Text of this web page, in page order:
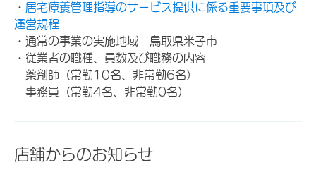
・ 居宅療養管理指導のサービス提供に係る重要事項及び
運営規程
・通常の事業の実施地域 鳥取県米子市
・従業者の職種、員数及び職務の内容
薬剤師（常勤10名、非常勤6名）
事務員（常勤4名、非常勤0名）
店舗からのお知らせ